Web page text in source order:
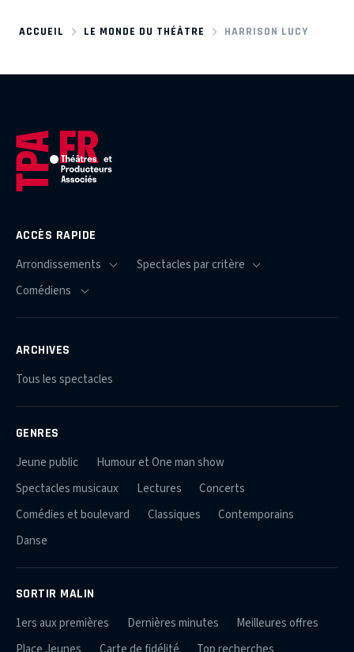
ACCUEIL LE MONDE DU THÉÂTRE HARRISON LUCY
ACCÈS RAPIDE
ARCHIVES
Tous les spectacles
GENRES
Jeune public
Humour et One man show
Spectacles musicaux
Lectures
Concerts
Comédies et boulevard
Classiques
Contemporains
Danse
SORTIR MALIN
1ers aux premières Dernières minutes
Meilleures offres